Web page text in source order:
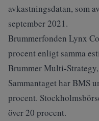
avkastningsdatan, som
september 2021.
Brummerfonden Lynx
procent enligt samma
Brummer Multi-
Sammantaget har BMS
procent.
över 20 procent.